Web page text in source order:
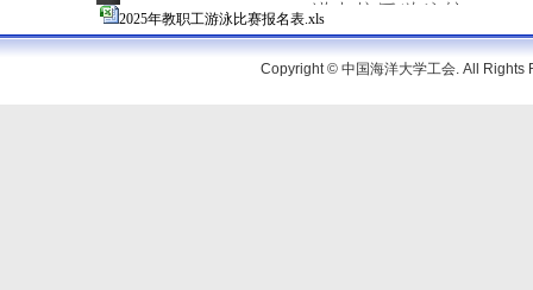
2025年教职工游泳比赛报名表.xls
Copyright © 中国海洋大学工会. All